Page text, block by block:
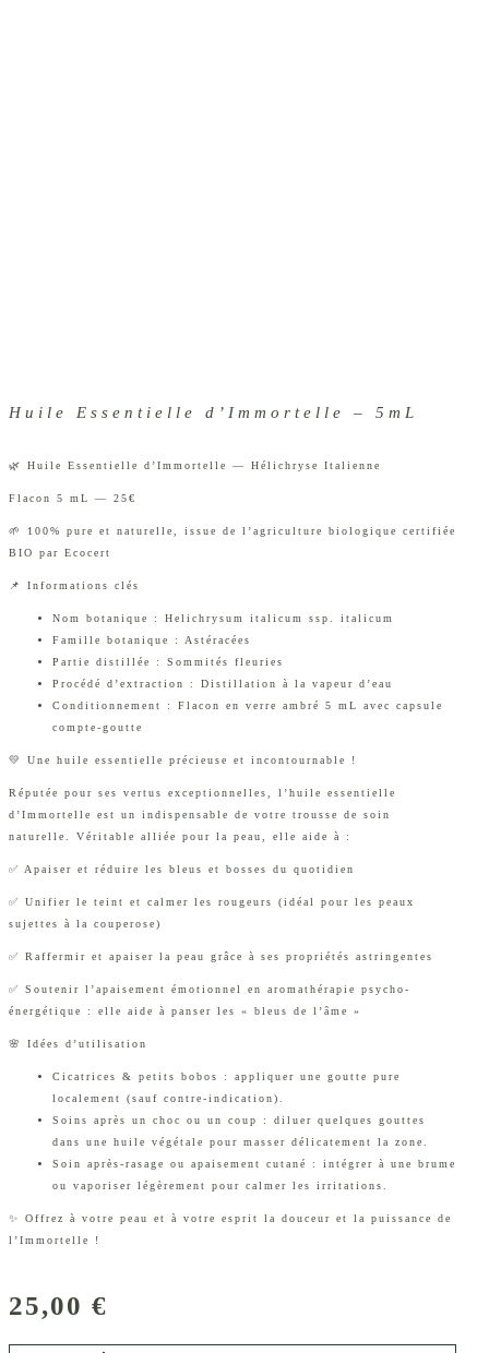
Huile Essentielle d’Immortelle – 5mL
🌿 Huile Essentielle d’Immortelle — Hélichryse Italienne
Flacon 5 mL — 25€
🌱 100% pure et naturelle, issue de l’agriculture biologique certifiée
BIO par Ecocert
📌 Informations clés
Nom botanique : Helichrysum italicum ssp. italicum
Famille botanique : Astéracées
Partie distillée : Sommités fleuries
Procédé d’extraction : Distillation à la vapeur d’eau
Conditionnement : Flacon en verre ambré 5 mL avec capsule
compte-goutte
💛 Une huile essentielle précieuse et incontournable !
Réputée pour ses vertus exceptionnelles, l’huile essentielle
d’Immortelle est un indispensable de votre trousse de soin
naturelle. Véritable alliée pour la peau, elle aide à :
✅ Apaiser et réduire les bleus et bosses du quotidien
✅ Unifier le teint et calmer les rougeurs (idéal pour les peaux
sujettes à la couperose)
✅ Raffermir et apaiser la peau grâce à ses propriétés astringentes
✅ Soutenir l’apaisement émotionnel en aromathérapie psycho-
énergétique : elle aide à panser les « bleus de l’âme »
🌸 Idées d’utilisation
Cicatrices & petits bobos : appliquer une goutte pure
localement (sauf contre-indication).
Soins après un choc ou un coup : diluer quelques gouttes
dans une huile végétale pour masser délicatement la zone.
Soin après-rasage ou apaisement cutané : intégrer à une brume
ou vaporiser légèrement pour calmer les irritations.
✨ Offrez à votre peau et à votre esprit la douceur et la puissance de
l’Immortelle !
25,00 €